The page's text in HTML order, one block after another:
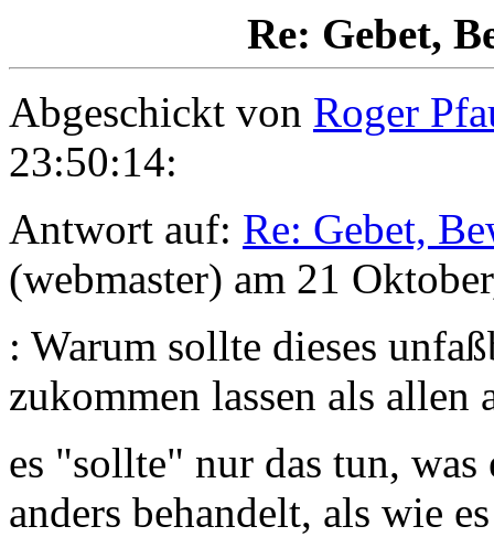
Re: Gebet,
Abgeschickt von Roger
23:50:14:
Antwort auf: Re: Gebet,
(webmaster) am 21
: Warum sollte dieses
zukommen lassen als allen
es "sollte" nur das tun,
anders behandelt, als wie